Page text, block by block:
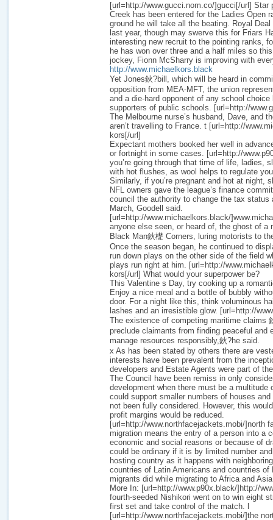
[url=http://www.gucci.nom.co/]gucci[/url] Star
Creek has been entered for the Ladies Open
ground he will take all the beating. Royal
last year, though may swerve this for Friars
interesting new recruit to the pointing ranks,
he has won over three and a half miles so
jockey, Fionn McSharry is improving with
http://www.michaelkors.black
Yet Jones鈥?bill, which will be heard in
opposition from MEA-MFT, the union
and a die-hard opponent of any school
supporters of public schools. [url=http://
The Melbourne nurse’s husband, Dave, and
aren’t travelling to France. t [url=http://
kors[/url]
Expectant mothers booked her well in
or fortnight in some cases. [url=http://
you’re going through that time of life, ladies,
with hot flushes, as wool helps to regulate
Similarly, if you’re pregnant and hot at night,
NFL owners gave the league’s finance
council the authority to change the tax status
March, Goodell said.
[url=http://www.michaelkors.black/
anyone else seen, or heard of, the ghost of a
Black Man鈥檚 Corners, luring motorists to
Once the season began, he continued to
run down plays on the other side of the field
plays run right at him. [url=http://
kors[/url] What would your superpower be?
This Valentine s Day, try cooking up a
Enjoy a nice meal and a bottle of bubbly
door. For a night like this, think voluminous
lashes and an irresistible glow. [url=http://
The existence of competing maritime claims
preclude claimants from finding peaceful and
manage resources responsibly,鈥?he said.
x As has been stated by others there are
interests have been prevalent from the
developers and Estate Agents were part of
The Council have been remiss in only
development when there must be a multitude
could support smaller numbers of houses
not been fully considered. However, this
profit margins would be reduced.
[url=http://www.northfacejackets.mobi/]north
migration means the entry of a person into a
economic and social reasons or because of
could be ordinary if it is by limited number
hosting country as it happens with
countries of Latin Americans and countries
migrants did while migrating to Africa and
More In: [url=http://www.p90x.black/]http://
fourth-seeded Nishikori went on to win eight
first set and take control of the match. l
[url=http://www.northfacejackets.mobi/]the